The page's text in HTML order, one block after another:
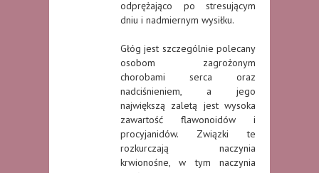
odprężająco po stresującym
dniu i nadmiernym wysiłku.
Głóg jest szczególnie polecany
osobom zagrożonym
chorobami serca oraz
nadciśnieniem, a jego
największą zaletą jest wysoka
zawartość flawonoidów i
procyjanidów. Związki te
rozkurczają naczynia
krwionośne, w tym naczynia